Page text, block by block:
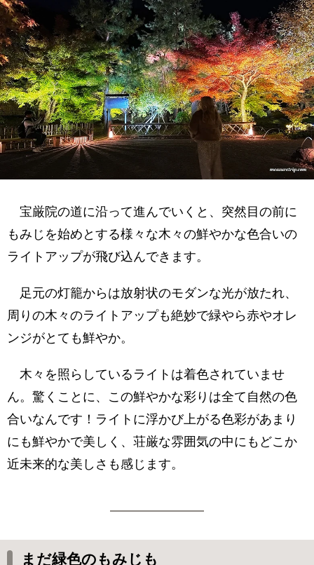
宝厳院の道に沿って進んでいくと、突然目の前に
もみじを始めとする様々な木々の鮮やかな色合いの
ライトアップが飛び込んできます。
足元の灯籠からは放射状のモダンな光が放たれ、
周りの木々のライトアップも絶妙で緑やら赤やオレ
ンジがとても鮮やか。
木々を照らしているライトは着色されていませ
ん。驚くことに、この鮮やかな彩りは全て自然の色
合いなんです！ライトに浮かび上がる色彩があまり
にも鮮やかで美しく、荘厳な雰囲気の中にもどこか
近未来的な美しさも感じます。
まだ緑色のもみじも